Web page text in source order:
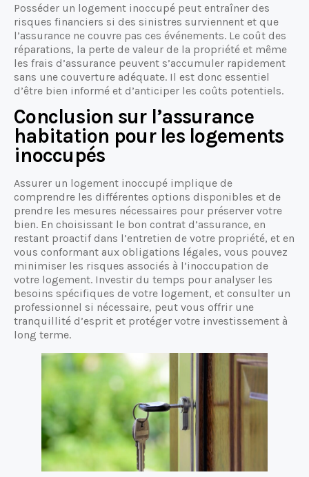
Posséder un logement inoccupé peut entraîner des
risques financiers si des sinistres surviennent et que
l’assurance ne couvre pas ces événements. Le coût des
réparations, la perte de valeur de la propriété et même
les frais d’assurance peuvent s’accumuler rapidement
sans une couverture adéquate. Il est donc essentiel
d’être bien informé et d’anticiper les coûts potentiels.
Conclusion sur l’assurance
habitation pour les logements
inoccupés
Assurer un logement inoccupé implique de
comprendre les différentes options disponibles et de
prendre les mesures nécessaires pour préserver votre
bien. En choisissant le bon contrat d’assurance, en
restant proactif dans l’entretien de votre propriété, et en
vous conformant aux obligations légales, vous pouvez
minimiser les risques associés à l’inoccupation de
votre logement. Investir du temps pour analyser les
besoins spécifiques de votre logement, et consulter un
professionnel si nécessaire, peut vous offrir une
tranquillité d’esprit et protéger votre investissement à
long terme.